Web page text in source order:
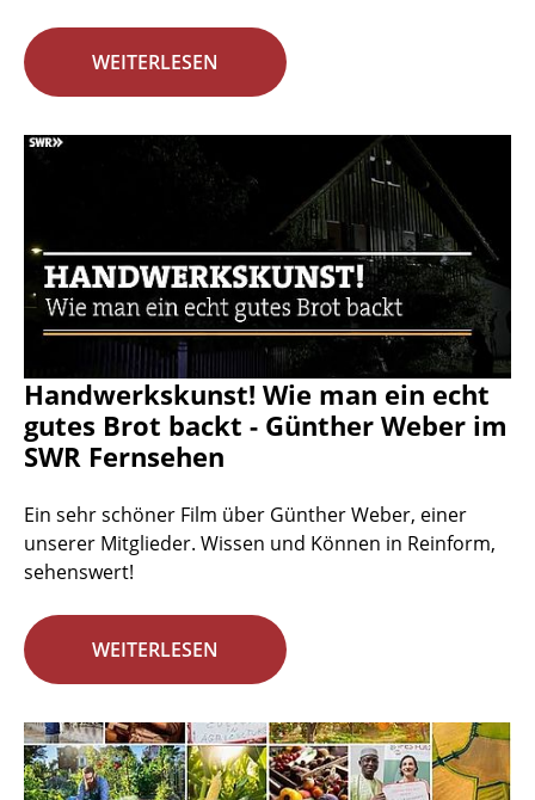
WEITERLESEN
Handwerkskunst! Wie man ein echt
gutes Brot backt - Günther Weber im
SWR Fernsehen
Ein sehr schöner Film über Günther Weber, einer
unserer Mitglieder. Wissen und Können in Reinform,
sehenswert!
WEITERLESEN